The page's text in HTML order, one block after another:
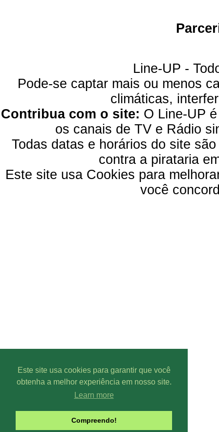
Este site usa cookies para garantir que você
obtenha a melhor experiência em nosso site.
Learn more
Compreendo!
Line-UP -
Pode-se captar mais ou menos
climáticas,
Contribua com o site: O Line-UP
os canais de TV e Rádio
Todas datas e horários do site
contra a pirataria
Este site usa Cookies para
você